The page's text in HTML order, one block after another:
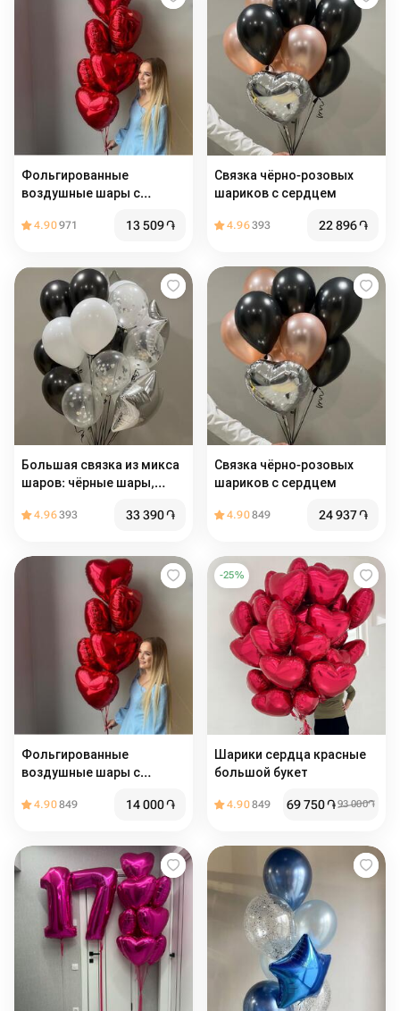
Фольгированные
воздушные шары с
4.90971 13 509֏
Связка чёрно-розовых
шариков с сердцем
4.96393 22 896֏
Большая связка из микса
шаров: чёрные шары,
серебро
4.96393 33 390֏
Связка чёрно-розовых
шариков с сердцем
4.90849 24 937֏
Фольгированные
воздушные шары с
4.90849 14 000֏
-25%
Шарики сердца красные
большой букет
4.90849 69 750֏93 000֏